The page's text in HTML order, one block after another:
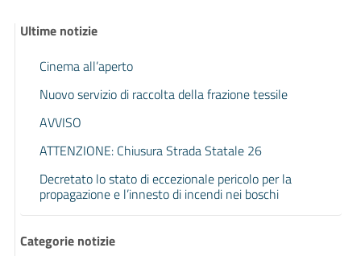
Ultime notizie
Cinema all’aperto
Nuovo servizio di raccolta della frazione tessile
AVVISO
ATTENZIONE: Chiusura Strada Statale 26
Decretato lo stato di eccezionale pericolo per la
propagazione e l’innesto di incendi nei boschi
Categorie notizie